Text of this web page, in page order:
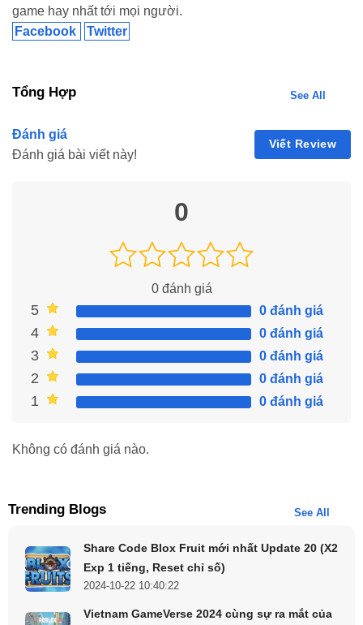
tiền quyên góp bị thất thoát.
Số tài khoản tiếp nhận ủng hộ đồng bào bị bão lũ:
Tên tài khoản: Mặt trận Tổ quốc Việt Nam – Ban Cứu trợ
Số tài khoản: 0011001932418
game hay nhất tới mọi người.
Facebook
Twitter
Tổng Hợp See All
Đánh giá
Đánh giá bài viết này!
Viết Review
0
0đánh giá
5 0 đánh giá
4 0 đánh giá
3 0 đánh giá
2 0 đánh giá
1 0 đánh giá
Không có đánh giá nào.
Trending Blogs See All
Share Code Blox Fruit mới nhất Update 20 (X2
Exp 1 tiếng, Reset chỉ số)
2024-10-22 10:40:22
Vietnam GameVerse 2024 cùng sự ra mắt của